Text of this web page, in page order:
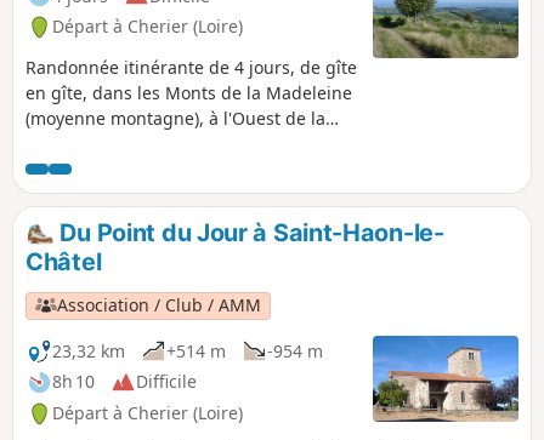
Départ à Cherier (Loire)
Randonnée itinérante de 4 jours, de gîte
en gîte, dans les Monts de la Madeleine
(moyenne montagne), à l'Ouest de la
nature, souvent encore sauvage, en
empruntant un maximum de petits
chemins.
Du Point du Jour à Saint-Haon-le-
Châtel
Association / Club / AMM
23,32 km
+514 m
-954 m
8h 10
Difficile
Départ à Cherier (Loire)